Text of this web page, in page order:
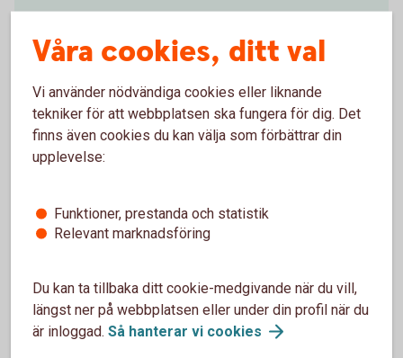
Företag med kollektivavtal
Vi erbjuder ett flertal möjligheter att förstärka pensionen för
Företag medkollektivavtal
Våra cookies, ditt val
Vi använder nödvändiga cookies eller liknande
tekniker för att webbplatsen ska fungera för dig. Det
finns även cookies du kan välja som förbättrar din
upplevelse:
Funktioner, prestanda och statistik
Relevant marknadsföring
Du kan ta tillbaka ditt cookie-medgivande när du vill,
längst ner på webbplatsen eller under din profil när du
är inloggad. Så hanterar vi cookies